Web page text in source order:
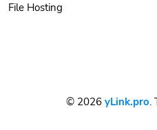
File Hosting
© 2026 yLink.pro.